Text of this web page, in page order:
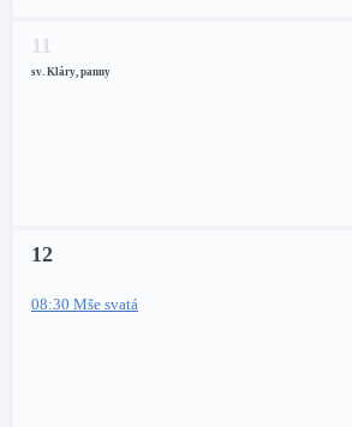
11
sv. Kláry, panny
12
08:30 Mše svatá